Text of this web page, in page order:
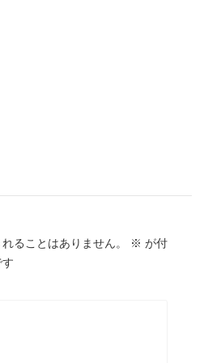
ることはありません。 ※ が付